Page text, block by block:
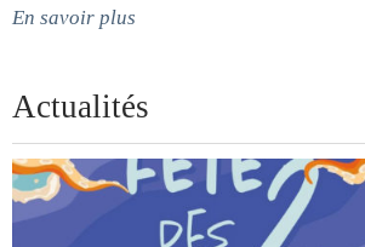
En savoir plus
Actualités